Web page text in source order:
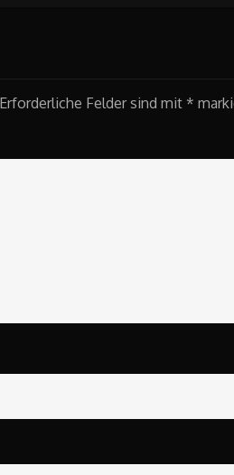
Erforderliche Felder sind mit *